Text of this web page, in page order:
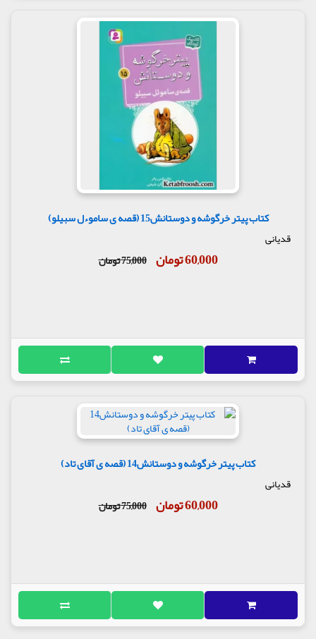
کتاب پیتر خرگوشه و دوستانش15 (قصه ی ساموءل سبیلو)
قدیانی
60,000 تومان 75,000 تومان
کتاب پیتر خرگوشه و دوستانش14 (قصه ی آقای تاد)
قدیانی
60,000 تومان 75,000 تومان